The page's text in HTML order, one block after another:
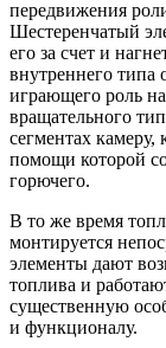
передвижения
Шестеренчатый
его за счет и
внутреннего типа
играющего роль
вращательного
сегментах камеру,
помощи которой
горючего.
В то же время
монтируется
элементы дают
топлива и
существенную
и функционалу.